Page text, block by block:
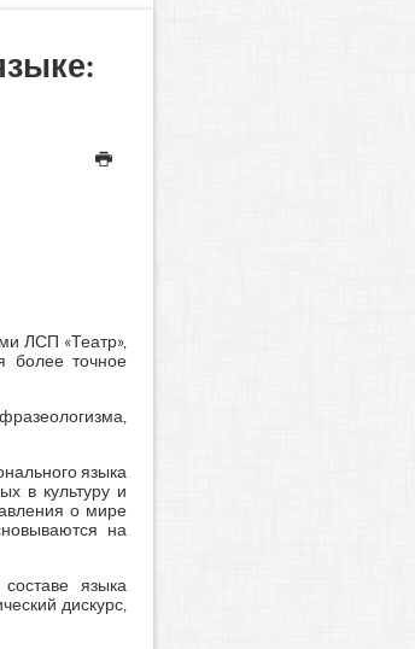
ЛСП «Театр»,
более точное
языка
в культуру и
о мире
на
языка
дискурс,